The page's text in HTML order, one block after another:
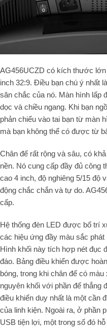
AG456UCZD có kích thước
inch 32:9. Điều bạn chú ý nhất
săn chắc của nó. Màn hình lấp
dọc và chiều ngang. Khi bạn
phản chiếu vào tai bạn từ màn
mà bạn không thể có được từ
Chân đế rất rộng và sâu, có
nền. Nó cung cấp đầy đủ công
cao 4 inch, độ nghiêng 5/15 độ
động chắc chắn và tự do.
cấp.
Hệ thống đèn LED được bố trí
các hiệu ứng đầy màu sắc
Hình khối này tích hợp nét đục
đáo. Bảng điều khiển được
bóng, trong khi chân đế có
nguyên khối với phần đế thẳng
điều khiển duy nhất là một cần
của linh kiện. Ngoài ra, ở phần
USB tiện lợi, một trong số đó